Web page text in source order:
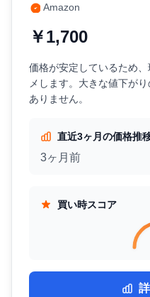
Amazon
￥1,700
価格が安定しているため
メします。大きな値下が
ありません。
直近3ヶ月の価格推
3ヶ月前
買い時スコア